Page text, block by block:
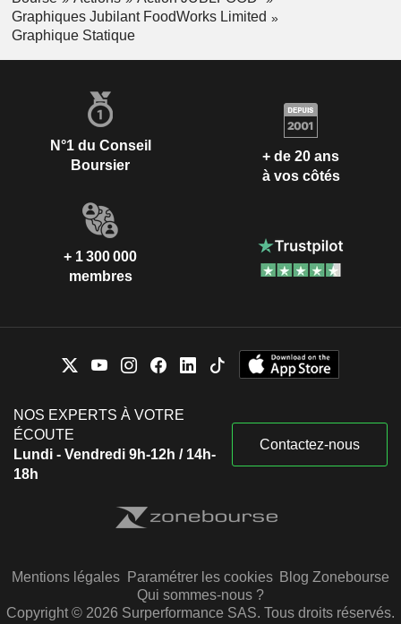
Graphiques Jubilant FoodWorks Limited
Graphique Statique
N°1 du Conseil
Boursier
+ de 20 ans
à vos côtés
+ 1 300 000
membres
NOS EXPERTS À VOTRE
ÉCOUTE
Lundi - Vendredi 9h-12h / 14h-
18h
Contactez-nous
Mentions légales Paramétrer les cookies Blog Zonebourse
Qui sommes-nous ?
Copyright © 2026 Surperformance SAS. Tous droits réservés.